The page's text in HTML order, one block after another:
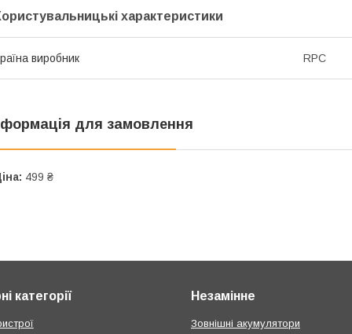
характеристики
виробник RPC
для замовлення
499 ₴
категорії Незамінне
Зовнішні акумулятори